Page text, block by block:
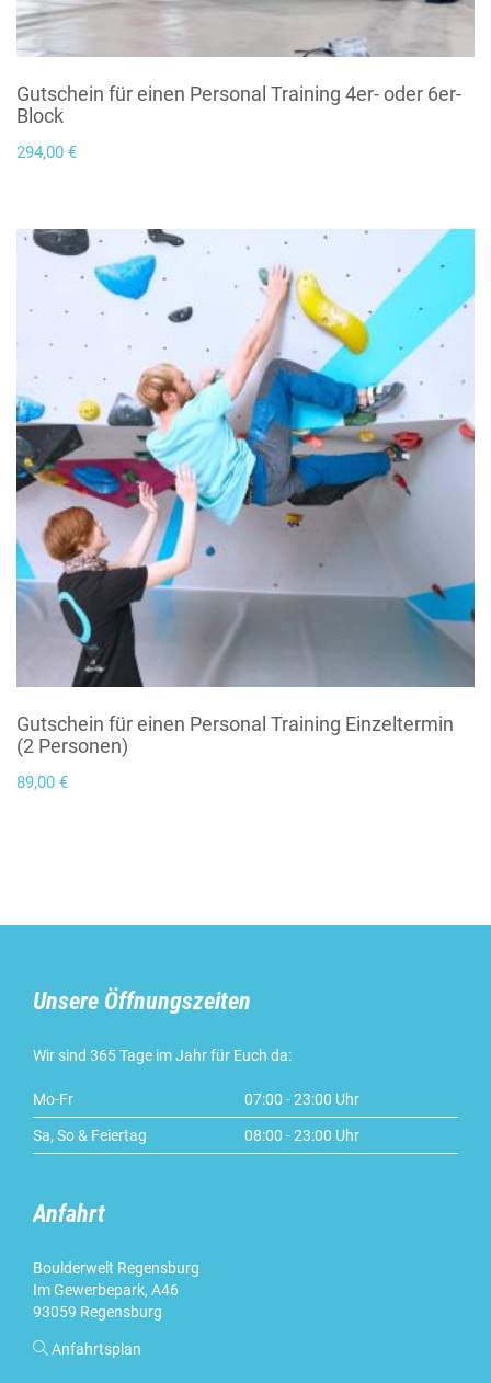
Gutschein für einen Personal Training 4er- oder 6er-
Block
294,00 €
Gutschein für einen Personal Training Einzeltermin
(2 Personen)
89,00 €
Unsere Öffnungszeiten
Wir sind 365 Tage im Jahr für Euch da:
Mo-Fr 07:00 - 23:00 Uhr
Sa, So & Feiertag 08:00 - 23:00 Uhr
Anfahrt
Boulderwelt Regensburg
Im Gewerbepark, A46
93059 Regensburg
 Anfahrtsplan